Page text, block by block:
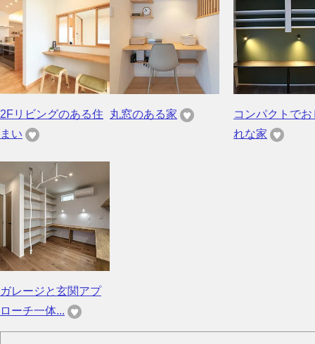
2Fリビングのある住
まい
丸窓のある家
コンパクトでお
れな家
ガレージと玄関アプ
ローチ一体...